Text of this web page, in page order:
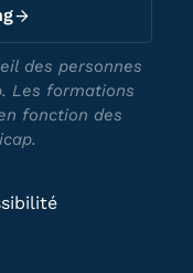
des personnes
Les formations
fonction des